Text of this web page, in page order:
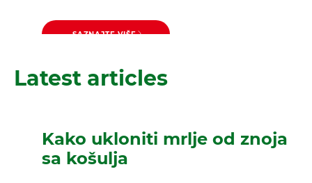
Color gel
SAZNAJTE VIŠE
prašak
Latest articles
Kako ukloniti mrlje od znoja
sa košulja